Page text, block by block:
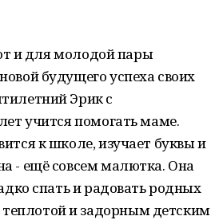
и для молодой пары
будущего успеха своих
Эрик с
учится помогать маме.
к школе, изучает буквы и
- ещё совсем малютка. Она
спать и радовать родных
и задорным детским